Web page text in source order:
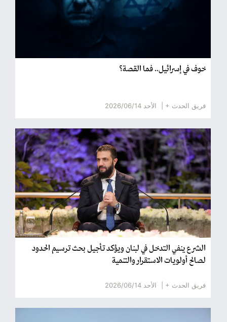
خوف في إسرائيل.. فما القصة؟
فريق الحدث + | الأحد 2026/06/14
الشرع ينفي التدخل في لبنان ويؤكد تأجيل بحث ترسيم الحدود
لصالح أولويات الاستقرار والتنمية
فريق الحدث + | الأحد 2026/06/14